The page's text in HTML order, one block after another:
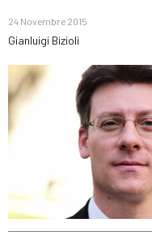
24 Novembre 2015
Gianluigi Bizioli